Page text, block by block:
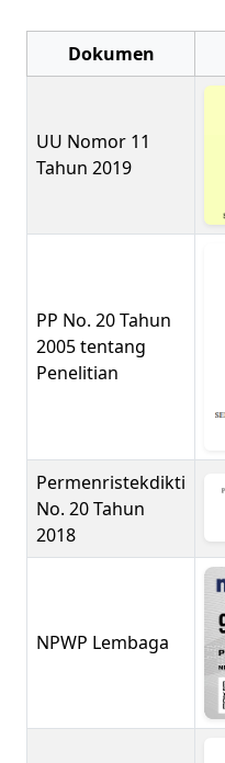
Dokumen
UU Nomor 11
Tahun 2019
PP No. 20 Tahun
2005 tentang
Penelitian
Permenristekdikti
No. 20 Tahun
2018
NPWP Lembaga